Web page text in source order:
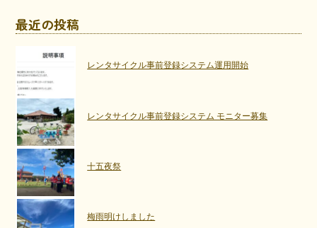
最近の投稿
レンタサイクル事前登録システム運用開始
レンタサイクル事前登録システム モニター募集
十五夜祭
梅雨明けしました